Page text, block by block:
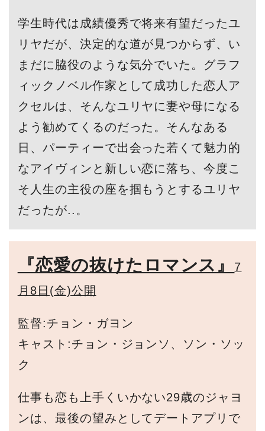
学生時代は成績優秀で将来有望だったユ
リヤだが、決定的な道が見つからず、い
まだに脇役のような気分でいた。グラフ
ィックノベル作家として成功した恋人ア
クセルは、そんなユリヤに妻や母になる
よう勧めてくるのだった。そんなある
日、パーティーで出会った若くて魅力的
なアイヴィンと新しい恋に落ち、今度こ
そ人生の主役の座を掴もうとするユリヤ
だったが..。
『恋愛の抜けたロマンス』
7
月8日(金)公開
監督:チョン・ガヨン
キャスト:チョン・ジョンソ、ソン・ソッ
ク
仕事も恋も上手くいかない29歳のジャヨ
ンは、最後の望みとしてデートアプリで